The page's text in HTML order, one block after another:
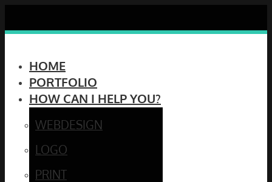
HOME
PORTFOLIO
HOW CAN I HELP YOU?
WEBDESIGN
LOGO
PRINT